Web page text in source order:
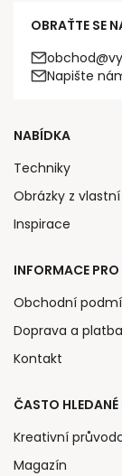
OBRAŤTE SE
Napište
NABÍDKA
Techniky
Obrázky z
Inspirace
INFORMACE
Obchodní
Doprava a platba
Kontakt
ČASTO
Kreativní
Magazín